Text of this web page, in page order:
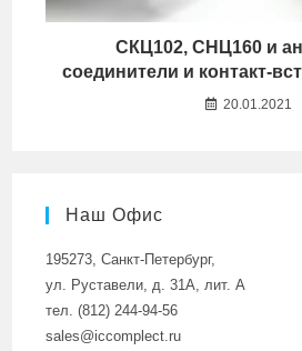
СКЦ102, СНЦ160 и
соединители и контакт-
20.01.2021
Наш Офис
195273, Санкт-Петербург,
ул. Руставели, д. 31A, лит. А
тел. (812) 244-94-56
sales@iccomplect.ru